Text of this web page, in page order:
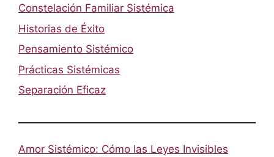
Constelación Familiar Sistémica
Historias de Éxito
Pensamiento Sistémico
Prácticas Sistémicas
Separación Eficaz
Amor Sistémico: Cómo las Leyes Invisibles